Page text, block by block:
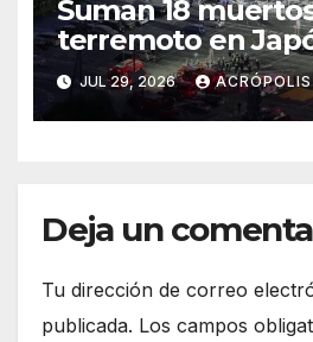
Suman 18
terremoto en
JUL 29, 2026
Deja un
Tu dirección de correo
publicada. Los campos